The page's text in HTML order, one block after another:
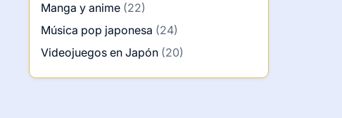
Manga y anime(22)
Música pop japonesa (24)
Videojuegos en Japón(20)